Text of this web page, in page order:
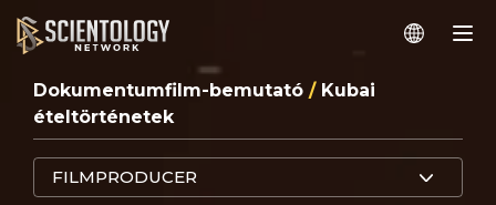
Dokumentumfilm-bemutató / Kubai
ételtörténetek
FILMPRODUCER